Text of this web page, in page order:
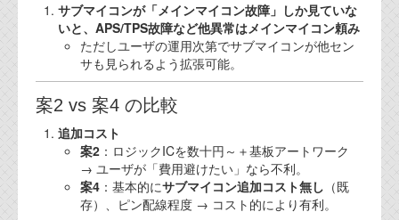
サブマイコンが「メインマイコン故障」しか見ていな
いと、APS/TPS故障など他異常はメインマイコン頼み
ただしユーザの運用次第でサブマイコンが他セン
サも見られるよう拡張可能。
案2 vs 案4 の比較
追加コスト
案2 ：ロジックICを数十円～＋基板アートワーク
→ ユーザが「費用避けたい」なら不利。
案4 ：基本的にサブマイコン追加コスト無し （既
存）、ピン配線程度 → コスト的により有利。